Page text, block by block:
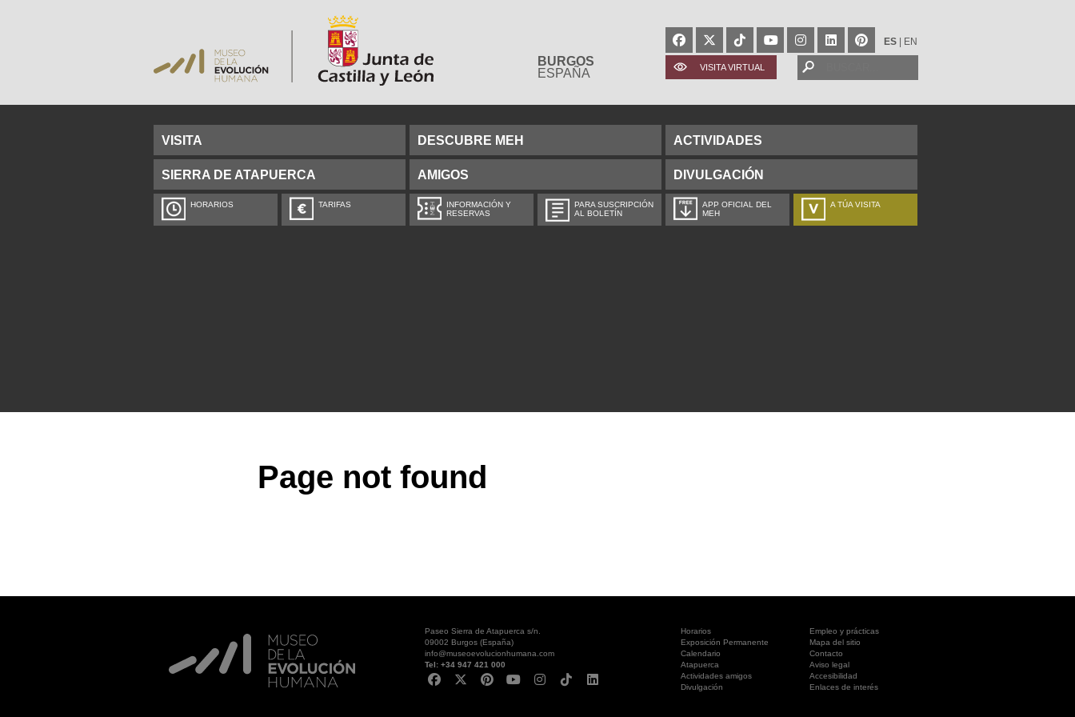
BURGOS
ESPAÑA
ES EN
VISITA VIRTUAL
VISITA DESCUBRE MEH ACTIVIDADES
SIERRA DE ATAPUERCA AMIGOS DIVULGACIÓN
HORARIOS TARIFAS
INFORMACIÓN Y
RESERVAS
PARA SUSCRIPCIÓN
AL BOLETÍN
APP OFICIAL DEL
MEH
A TÚA VISITA
Page not found
Paseo Sierra de Atapuerca s/n.
09002 Burgos (España)
info@museoevolucionhumana.com
Tel: +34 947 421 000
Horarios
Empleo y prácticas
Exposición Permanente
Mapa del sitio
Calendario
Contacto
Atapuerca
Aviso legal
Actividades amigos
Accesibilidad
Divulgación
Enlaces de interés